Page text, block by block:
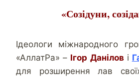
«Созідуни,
Ідеологи міжнародного
«АллатРа» – Ігор Данілові
для розширення лав своїх